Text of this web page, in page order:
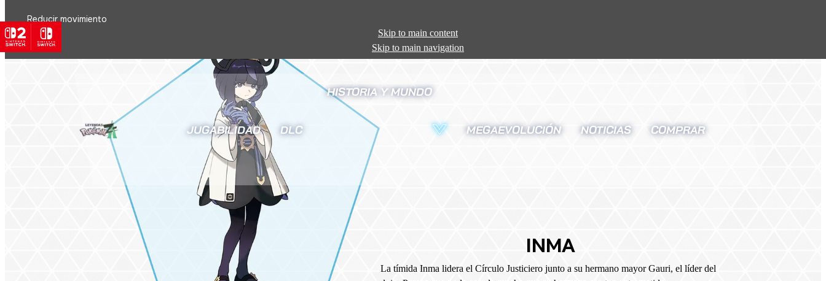
Reducir movimiento
Skip to main content
Skip to main navigation
JUGABILIDAD DLC
HISTORIA Y MUNDO
MEGAEVOLUCIÓN NOTICIAS COMPRAR
INMA
La tímida Inma lidera el Círculo Justiciero junto a su hermano mayor Gauri, el líder del